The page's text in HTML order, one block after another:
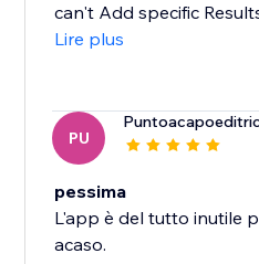
can't Add specific
Lire plus
PU
pessima
L'app è del tutto inutile
acaso.